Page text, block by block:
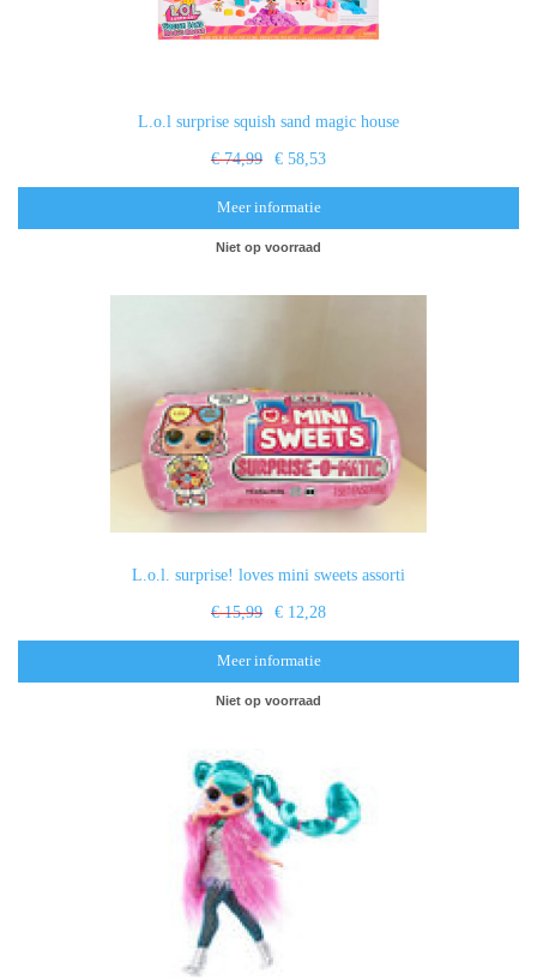
L.o.l surprise squish sand magic house
€ 74,99 € 58,53
Meer informatie
Niet op voorraad
L.o.l. surprise! loves mini sweets assorti
€ 15,99 € 12,28
Meer informatie
Niet op voorraad